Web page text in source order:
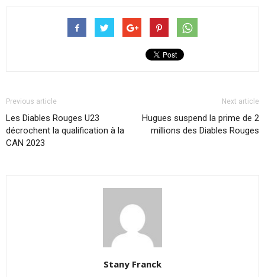
Previous article
Les Diables Rouges U23
décrochent la qualification à la
CAN 2023
Next article
Hugues suspend la prime de 2
millions des Diables Rouges
Stany Franck